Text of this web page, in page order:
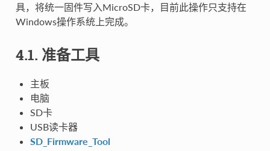
具，将统一固件写入MicroSD卡，目前此操作只支持在
Windows操作系统上完成。
4.1. 准备工具
主板
电脑
SD卡
USB读卡器
SD_Firmware_Tool